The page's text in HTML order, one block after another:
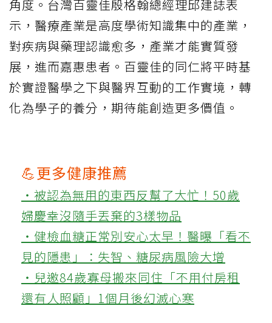
角度。台灣百靈佳殷格翰總經理邱建誌表
示，醫療產業是高度學術知識集中的產業，
對疾病與藥理認識愈多，產業才能實質發
展，進而嘉惠患者。百靈佳的同仁將平時基
於實證醫學之下與醫界互動的工作實境，轉
化為學子的養分，期待能創造更多價值。
💪更多健康推薦
‧被認為無用的東西反幫了大忙！50歲
婦慶幸沒隨手丟棄的3樣物品
‧健檢血糖正常別安心太早！醫曝「看不
見的隱患」：失智、糖尿病風險大增
‧兒邀84歲寡母搬來同住「不用付房租
還有人照顧」1個月後幻滅心寒